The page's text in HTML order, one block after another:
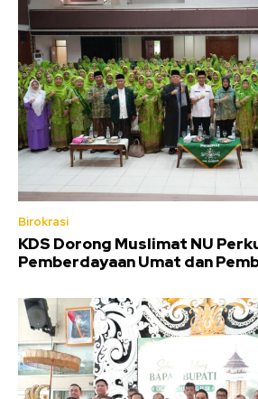
Birokrasi
KDS Dorong Muslimat NU
Pemberdayaan Umat dan